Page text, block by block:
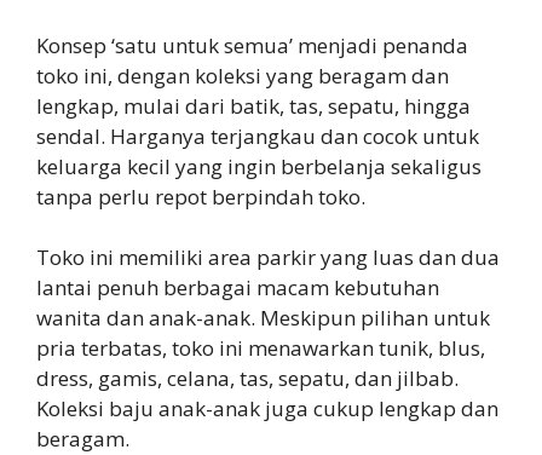
Konsep ‘satu untuk semua’ menjadi penanda
toko ini, dengan koleksi yang beragam dan
lengkap, mulai dari batik, tas, sepatu, hingga
sendal. Harganya terjangkau dan cocok untuk
keluarga kecil yang ingin berbelanja sekaligus
tanpa perlu repot berpindah toko.
Toko ini memiliki area parkir yang luas dan dua
lantai penuh berbagai macam kebutuhan
wanita dan anak-anak. Meskipun pilihan untuk
pria terbatas, toko ini menawarkan tunik, blus,
dress, gamis, celana, tas, sepatu, dan jilbab.
Koleksi baju anak-anak juga cukup lengkap dan
beragam.